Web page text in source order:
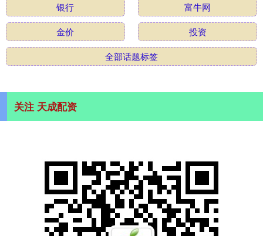
银行
富牛网
金价
投资
全部话题标签
关注 天成配资